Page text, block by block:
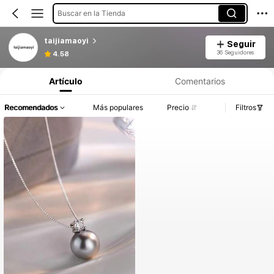
Buscar en la Tienda
taijiamaoyi
4.58
Seguir
36 Seguidores
Artículo Comentarios
Recomendados Más populares Precio Filtros